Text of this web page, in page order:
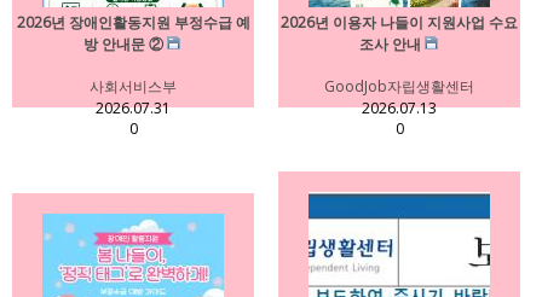
2026년 장애인활동지원 부정수급 예
방 안내문 ②
사회서비스부
2026.07.31
0
2026년 이용자 나들이 지원사업 수요
조사 안내
GoodJob자립생활센터
2026.07.13
0